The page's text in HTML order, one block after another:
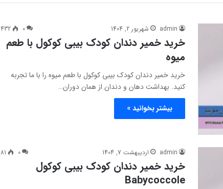
admin شهریور 2, 1404 0
432
خرید خمیر دندان کودک بیبی کوکول با طعم
میوه
خرید خمیر دندان کودک بیبی کوکول با طعم میوه را با ما تجربه
کنید. بهداشت دهان و دندان از همان دوران…
بیشتر بخوانید »
admin اردیبهشت 7, 1404 0
81
خرید خمیر دندان کودک بیبی کوکول
Babycoccole